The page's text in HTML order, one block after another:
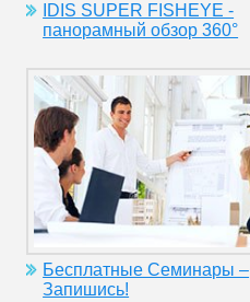
IDIS SUPER FISHEYE -
панорамный обзор 360°
Бесплатные Семинары –
Запишись!